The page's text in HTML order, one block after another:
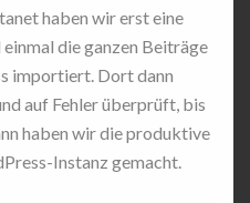
haben wir erst eine
die ganzen Beiträge
importiert. Dort dann
auf Fehler überprüft, bis
haben wir die produktive
Instanz gemacht.